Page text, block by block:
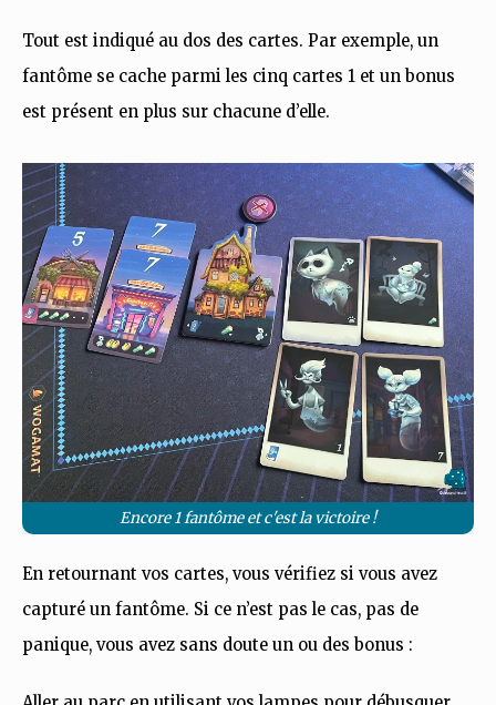
Tout est indiqué au dos des cartes. Par exemple, un
fantôme se cache parmi les cinq cartes 1 et un bonus
est présent en plus sur chacune d’elle.
Encore 1 fantôme et c'est la victoire !
En retournant vos cartes, vous vérifiez si vous avez
capturé un fantôme. Si ce n’est pas le cas, pas de
panique, vous avez sans doute un ou des bonus :